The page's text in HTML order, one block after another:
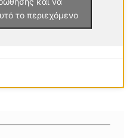
το περιεχόμενο